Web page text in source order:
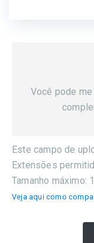
Você pode
Este campo de
Extensões
Tamanho máximo:
Veja aqui como